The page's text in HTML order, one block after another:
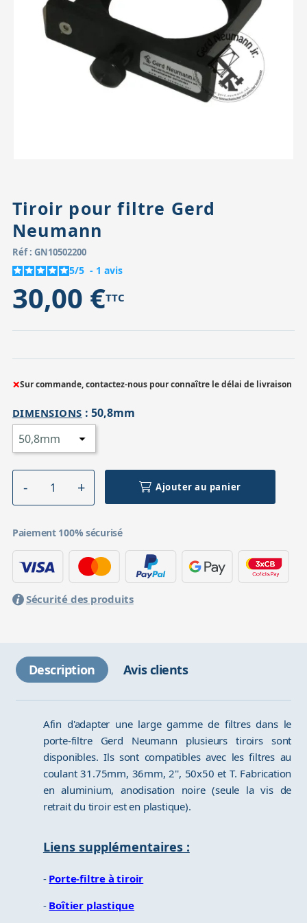
Accessoires pour montures
Têtes
Pièces détachées
Tiroir pour filtre Gerd
Neumann
Réf : GN10502200
5/5 - 1 avis
30,00 €TTC
×Sur commande, contactez-nous pour connaître le délai de livraison
DIMENSIONS : 50,8mm
Ajouter au panier
Paiement 100% sécurisé
Sécurité des produits
Description Avis clients
Afin d'adapter une large gamme de filtres dans le
porte-filtre Gerd Neumann plusieurs tiroirs sont
disponibles. Ils sont compatibles avec les filtres au
coulant 31.75mm, 36mm, 2'', 50x50 et T. Fabrication
en aluminium, anodisation noire (seule la vis de
retrait du tiroir est en plastique).
Liens supplémentaires :
- Porte-filtre à tiroir
- Boîtier plastique